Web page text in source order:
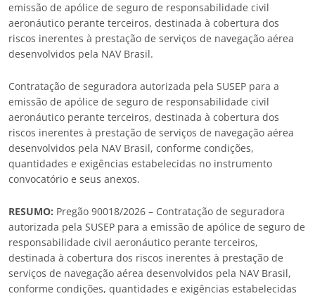
emissão de apólice de seguro de responsabilidade civil
aeronáutico perante terceiros, destinada à cobertura dos
riscos inerentes à prestação de serviços de navegação aérea
desenvolvidos pela NAV Brasil.
Contratação de seguradora autorizada pela SUSEP para a
emissão de apólice de seguro de responsabilidade civil
aeronáutico perante terceiros, destinada à cobertura dos
riscos inerentes à prestação de serviços de navegação aérea
desenvolvidos pela NAV Brasil, conforme condições,
quantidades e exigências estabelecidas no instrumento
convocatório e seus anexos.
RESUMO: Pregão 90018/2026 – Contratação de seguradora
autorizada pela SUSEP para a emissão de apólice de seguro de
responsabilidade civil aeronáutico perante terceiros,
destinada à cobertura dos riscos inerentes à prestação de
serviços de navegação aérea desenvolvidos pela NAV Brasil,
conforme condições, quantidades e exigências estabelecidas